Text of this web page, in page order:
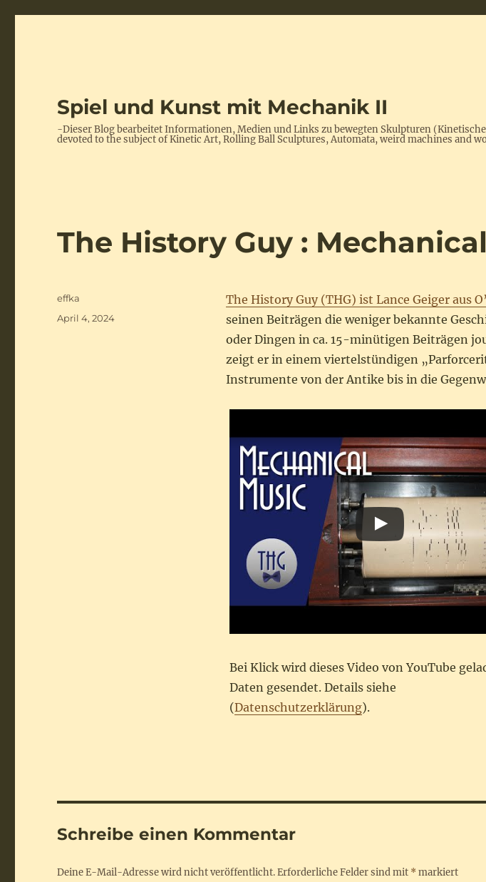
Spiel und Kunst mit Mechanik II
-Dieser Blog bearbeitet Informationen, Medien und Links zu bewegten Skulpturen
devoted to the subject of Kinetic Art, Rolling Ball Sculptures, Automata, weird machines and
The History Guy :
The History Guy (THG) ist Lance Geiger aus
seinen Beiträgen die weniger bekannte
oder Dingen in ca. 15-minütigen Beiträgen
zeigt er in einem viertelstündigen
Instrumente von der Antike bis in die
Bei Klick wird dieses Video von YouTube
Daten gesendet. Details siehe
(Datenschutzerklärung).
Autor
effka
Veröffentlicht
April 4, 2024
Schreibe einen Kommentar
Deine E-Mail-Adresse wird nicht veröffentlicht.Erforderliche Felder sind mit * markiert